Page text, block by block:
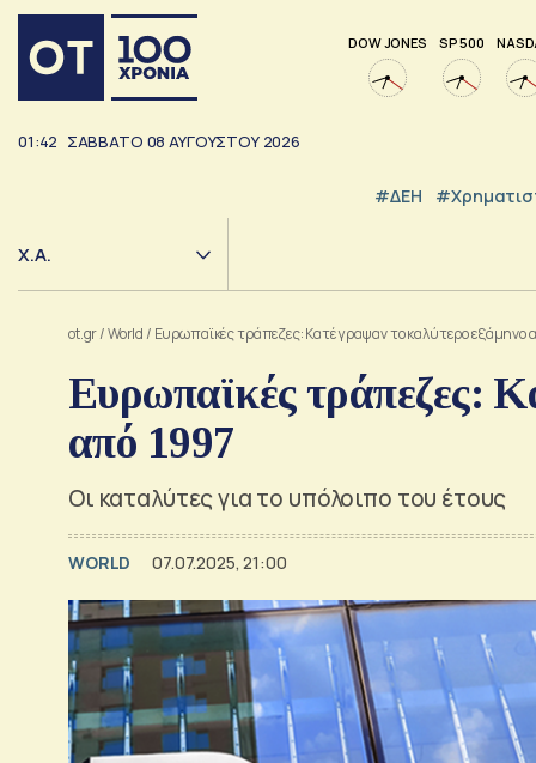
DOW JONES SP 500
01:42 ΣΑΒΒΑΤΟ 08 ΑΥΓΟΥΣΤΟΥ 2026
#ΔΕΗ
Χ.Α.
ot.gr/World / Ευρωπαϊκές τράπεζες: Κατέγραψαν το καλύτερο εξάμηνο
Ευρωπαϊκές τράπεζες:
από 1997
Οι καταλύτες για το υπόλοιπο του έτους
WORLD 07.07.2025, 21:00